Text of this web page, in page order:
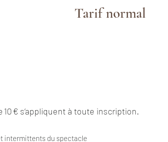
€ s’appliquent à toute inscription.
Tarif normal
intermittents du spectacle